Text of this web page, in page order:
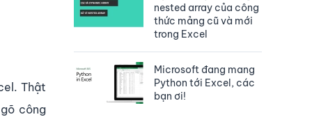
Thật
công
nested array của công
thức mảng cũ và mới
trong Excel
Microsoft đang mang
Python tới Excel, các
bạn ơi!